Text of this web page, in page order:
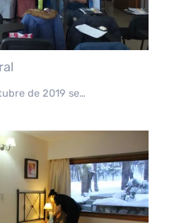
de 2019 se…